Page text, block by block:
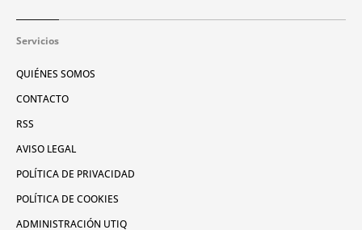
Servicios
QUIÉNES SOMOS
CONTACTO
RSS
AVISO LEGAL
POLÍTICA DE PRIVACIDAD
POLÍTICA DE COOKIES
ADMINISTRACIÓN UTIQ